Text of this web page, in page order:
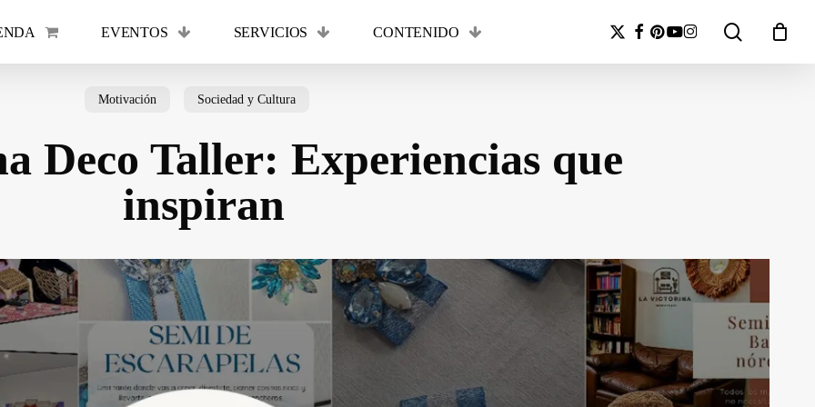
EVENTOS SERVICIOS CONTENIDO search
x-
twitter
facebook
pinterest
youtube
instagram
Cart
Close
Motivación Sociedad y Cultura
Deco Taller: Experiencias que
inspiran